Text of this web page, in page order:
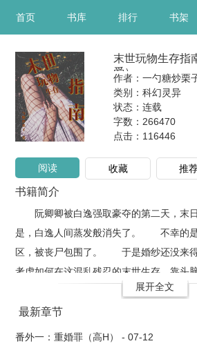
首页 书库 排行 书架
末世玩物生存指
爱）
作者：一勺糖炒栗
类别：科幻灵异
状态：连载
字数：266470
点击： 116446
阅读 收藏 推
书籍简介
阮卿卿被白逸强取豪夺的第二天，
是，白逸人间蒸发般消失了。 不幸的是
区，被丧尸包围了。 于是婚纱还没来
考虑如何在这混乱残忍的末世生存，靠
体。 一句话简介：一个身娇体软有聪明
末世大佬们反复爆炒的故事～
展开全文
最新章节
番外一：重婚罪（高H） - 07-12